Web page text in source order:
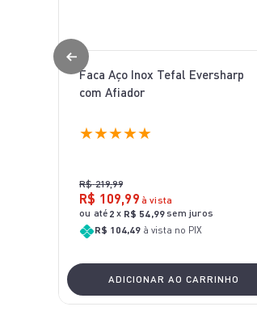
Faca Aço Inox Tefal Eversharp
com Afiador
★★★★★
R$ 219,99
R$ 109,99 à vista
ou até 2 x R$ 54,99sem juros
R$ 104,49 à vista no PIX
ADICIONAR AO CARRINHO